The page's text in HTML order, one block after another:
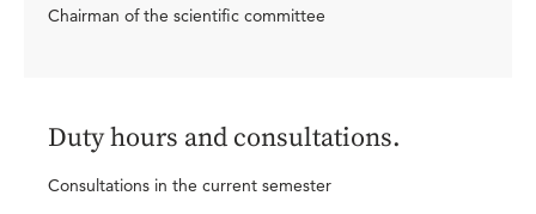
Chairman of the scientific committee
Duty hours and consultations.
Consultations in the current semester